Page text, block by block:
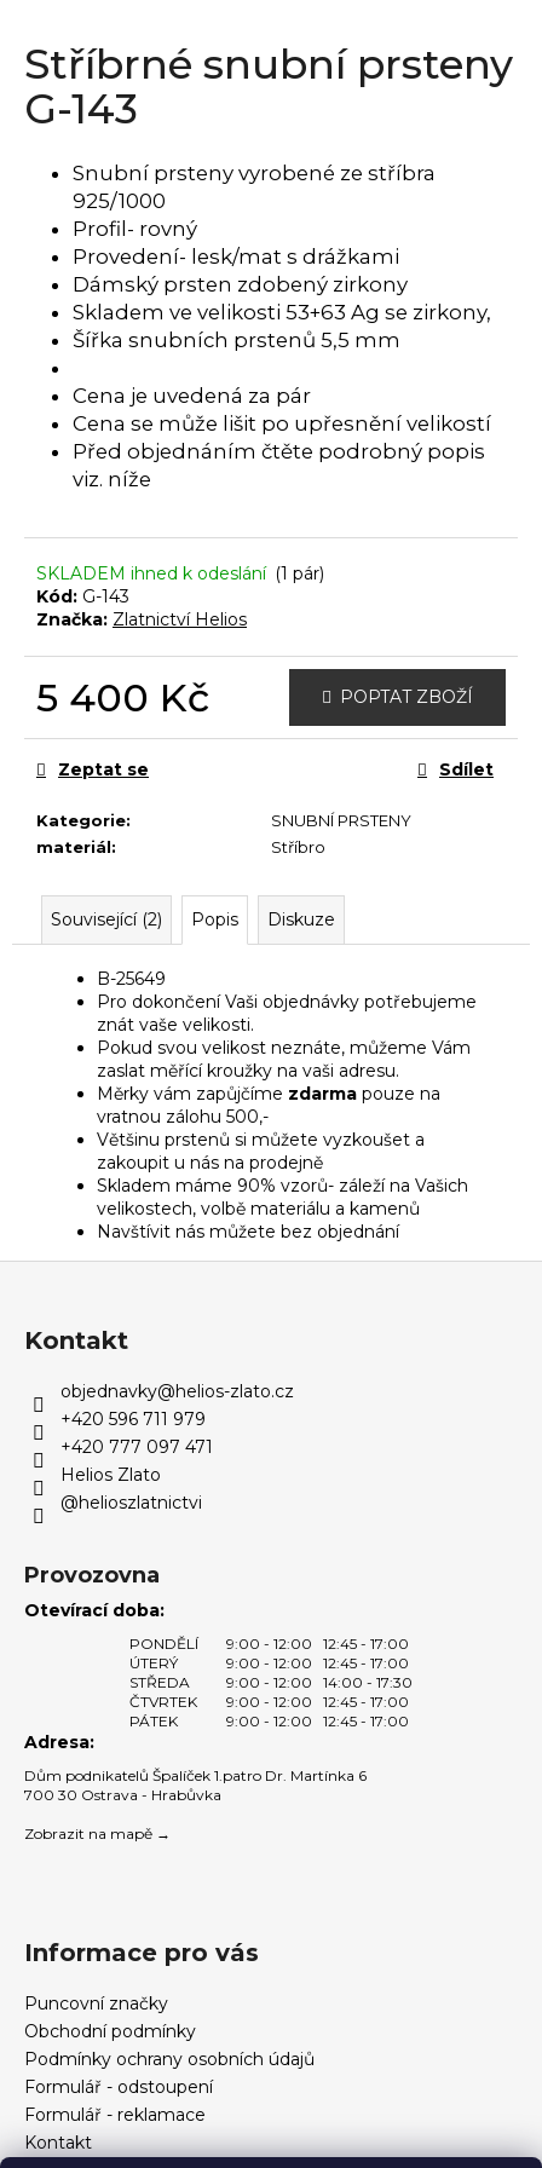
Stříbrné snubní prsteny
G-143
Snubní prsteny vyrobené ze stříbra
925/1000
Profil- rovný
Provedení- lesk/mat s drážkami
Dámský prsten zdobený zirkony
Skladem ve velikosti 53+63 Ag se zirkony,
Šířka snubních prstenů 5,5 mm
Cena je uvedená za pár
Cena se může lišit po upřesnění velikostí
Před objednáním čtěte podrobný popis
viz. níže
SKLADEM ihned k odeslání (1 pár)
Kód: G-143
Značka: Zlatnictví Helios
5 400 Kč POPTAT ZBOŽÍ
Kategorie:
SNUBNÍ PRSTENY
materiál: Stříbro
Zeptat se Sdílet
Související (2) Popis Diskuze
B-25649
Pro dokončení Vaši objednávky potřebujeme
znát vaše velikosti.
Pokud svou velikost neznáte, můžeme Vám
zaslat měřící kroužky na vaši adresu.
Měrky vám zapůjčíme zdarma pouze na
vratnou zálohu 500,-
Většinu prstenů si můžete vyzkoušet a
zakoupit u nás na prodejně
Skladem máme 90% vzorů- záleží na Vašich
velikostech, volbě materiálu a kamenů
Navštívit nás můžete bez objednání
j
í
t
HLEDAT
č
u
e
m
Kontakt
objednavky@helios-zlato.cz
+420 596 711 979
+420 777 097 471
Helios Zlato
@helioszlatnictvi
Provozovna
Otevírací doba:
PONDĚLÍ 9:00 - 12:00
12:45 - 17:00
ÚTERÝ
9:00 - 12:00
12:45 - 17:00
STŘEDA
9:00 - 12:00
14:00 - 17:30
ČTVRTEK
9:00 - 12:00
12:45 - 17:00
PÁTEK
9:00 - 12:00 12:45 - 17:00
Adresa:
Dům podnikatelů Špalíček 1.patro Dr. Martínka 6
700 30 Ostrava - Hrabůvka
Zobrazit na mapě →
Informace pro vás
Puncovní značky
Obchodní podmínky
Podmínky ochrany osobních údajů
Formulář - odstoupení
Formulář - reklamace
Kontakt